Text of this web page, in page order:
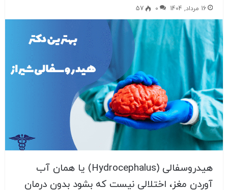
16 مرداد, 1404 0
57
هیدروسفالی (Hydrocephalus) یا همان آب
آوردن مغز، اختلالی نیست که بشود بدون درمان